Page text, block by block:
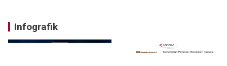
Infografik